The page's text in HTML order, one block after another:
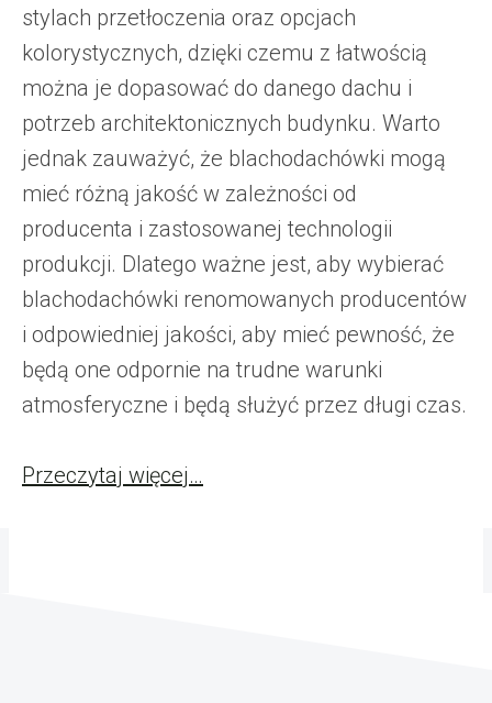
stylach przetłoczenia oraz opcjach
kolorystycznych, dzięki czemu z łatwością
można je dopasować do danego dachu i
potrzeb architektonicznych budynku. Warto
jednak zauważyć, że blachodachówki mogą
mieć różną jakość w zależności od
producenta i zastosowanej technologii
produkcji. Dlatego ważne jest, aby wybierać
blachodachówki renomowanych producentów
i odpowiedniej jakości, aby mieć pewność, że
będą one odpornie na trudne warunki
atmosferyczne i będą służyć przez długi czas.
Przeczytaj więcej…